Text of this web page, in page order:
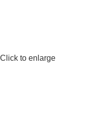
Click to enlarge